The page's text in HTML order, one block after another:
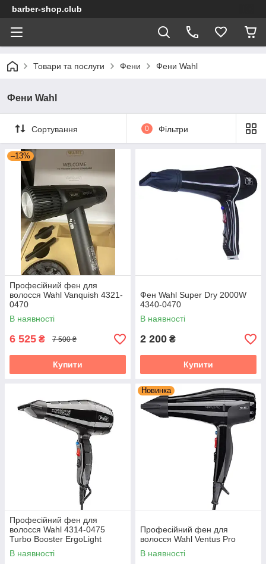
barber-shop.club
Товари та послуги Фени Фени Wahl
Фени Wahl
Сортування 0 Фільтри
–13%
Професійний фен для
волосся Wahl Vanquish 4321-
0470
В наявності
6 525 ₴ 7 500 ₴
Купити
Фен Wahl Super Dry 2000W
4340-0470
В наявності
2 200 ₴
Купити
Професійний фен для
волосся Wahl 4314-0475
Turbo Booster ErgoLight
2400W
В наявності
Новинка
Професійний фен для
волосся Wahl Ventus Pro
В наявності